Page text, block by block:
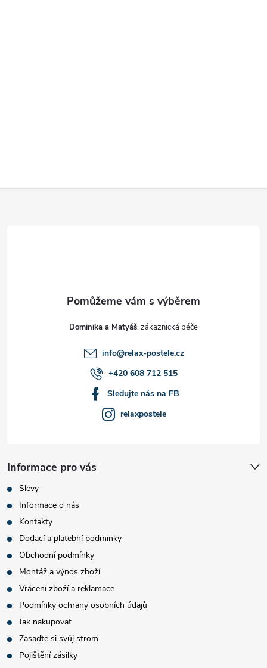
Dominika a Matyáš
info@relax-postele.cz
+420 608 712 515
Sledujte nás na FB
relaxpostele
Informace pro vás
Slevy
Informace o nás
Kontakty
Dodací a platební podmínky
Obchodní podmínky
Montáž a výnos zboží
Vrácení zboží a reklamace
Podmínky ochrany osobních údajů
Jak nakupovat
Zasaďte si svůj strom
Pojištění zásilky